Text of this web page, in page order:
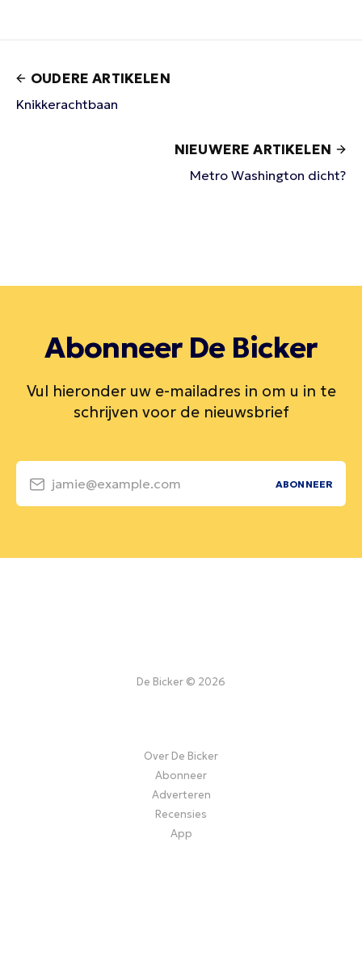
OUDERE ARTIKELEN
Knikkerachtbaan
NIEUWERE ARTIKELEN
Metro Washington dicht?
Abonneer De Bicker
Vul hieronder uw e-mailadres in om u in te
schrijven voor de nieuwsbrief
jamie@example.com ABONNEER
De Bicker © 2026
Over De Bicker
Abonneer
Adverteren
Recensies
App